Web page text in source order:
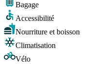
Bagage
Accessibilité
Nourriture et boisson
Climatisation
Vélo